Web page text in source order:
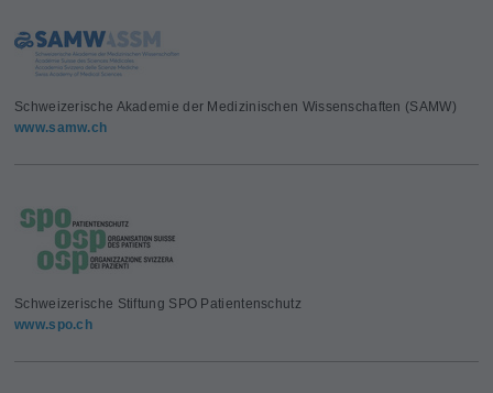
Schweizerische Akademie der Medizinischen Wissenschaften (SAMW)
www.samw.ch
Schweizerische Stiftung SPO Patientenschutz
www.spo.ch